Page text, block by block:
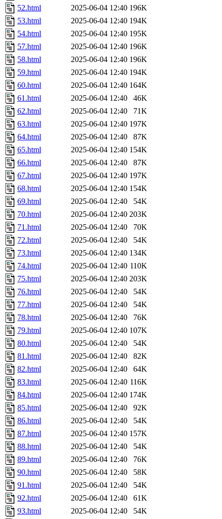
52.html
2025-06-04 12:40 196K
53.html
2025-06-04 12:40 194K
54.html
2025-06-04 12:40 195K
57.html
2025-06-04 12:40 196K
58.html
2025-06-04 12:40 196K
59.html
2025-06-04 12:40 194K
60.html
2025-06-04 12:40 164K
61.html
2025-06-04 12:40
46K
62.html
2025-06-04 12:40
71K
63.html
2025-06-04 12:40 197K
64.html
2025-06-04 12:40
87K
65.html
2025-06-04 12:40 154K
66.html
2025-06-04 12:40
87K
67.html
2025-06-04 12:40 197K
68.html
2025-06-04 12:40 154K
69.html
2025-06-04 12:40
54K
70.html
2025-06-04 12:40 203K
71.html
2025-06-04 12:40
70K
72.html
2025-06-04 12:40
54K
73.html
2025-06-04 12:40 134K
74.html
2025-06-04 12:40 110K
75.html
2025-06-04 12:40 203K
76.html
2025-06-04 12:40
54K
77.html
2025-06-04 12:40
54K
78.html
2025-06-04 12:40
76K
79.html
2025-06-04 12:40 107K
80.html
2025-06-04 12:40
54K
81.html
2025-06-04 12:40
82K
82.html
2025-06-04 12:40
64K
83.html
2025-06-04 12:40 116K
84.html
2025-06-04 12:40 174K
85.html
2025-06-04 12:40
92K
86.html
2025-06-04 12:40
54K
87.html
2025-06-04 12:40 157K
88.html
2025-06-04 12:40
54K
89.html
2025-06-04 12:40
76K
90.html
2025-06-04 12:40
58K
91.html
2025-06-04 12:40
54K
92.html
2025-06-04 12:40
61K
93.html
2025-06-04 12:40
54K